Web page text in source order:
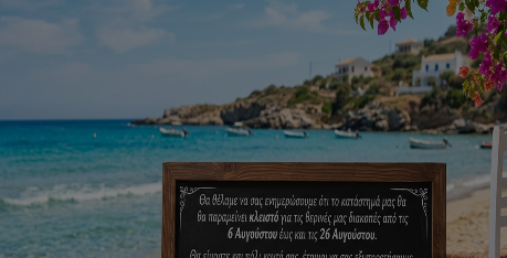
Παραλαβή- Παράδοση Κατ'οικον
Rowenta Swift Power Cyclonic
Σετ Φίλτρων Σκούπας Rowenta
Κωδικός : ZR904301
Διαθεσιμότητα :
Παράδοση Σε 1-3 Ημέρες